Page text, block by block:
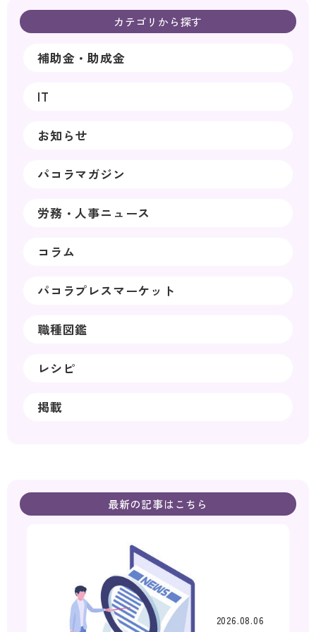
カテゴリから探す
補助金・助成金
IT
お知らせ
パコラマガジン
労務・人事ニュース
コラム
パコラプレスマーケット
職種図鑑
レシピ
掲載
最新の記事はこちら
2026.08.06